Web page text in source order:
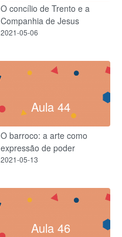
O concílio de Trento e a
Companhia de Jesus
2021-05-06
Aula 44
O barroco: a arte como
expressão de poder
2021-05-13
Aula 46